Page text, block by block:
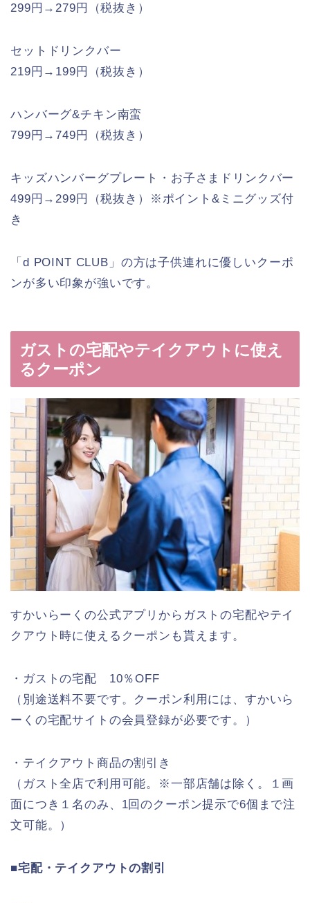
299円→279円（税抜き）
セットドリンクバー
219円→199円（税抜き）
ハンバーグ&チキン南蛮
799円→749円（税抜き）
キッズハンバーグプレート・お子さまドリンクバー
499円→299円（税抜き）※ポイント&ミニグッズ付
き
「d POINT CLUB」の方は子供連れに優しいクーポ
ンが多い印象が強いです。
ガストの宅配やテイクアウトに使え
るクーポン
すかいらーくの公式アプリからガストの宅配やテイ
クアウト時に使えるクーポンも貰えます。
・ガストの宅配 10％OFF
（別途送料不要です。クーポン利用には、すかいら
ーくの宅配サイトの会員登録が必要です。）
・テイクアウト商品の割引き
（ガスト全店で利用可能。※一部店舗は除く。１画
面につき１名のみ、1回のクーポン提示で6個まで注
文可能。）
■宅配・テイクアウトの割引